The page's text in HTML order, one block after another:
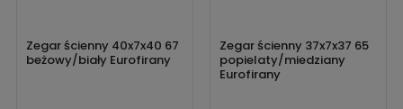
Zegar ścienny 40x7x40 67
beżowy/biały Eurofirany
Zegar ścienny 37x7x37 65
popielaty/miedziany
Eurofirany